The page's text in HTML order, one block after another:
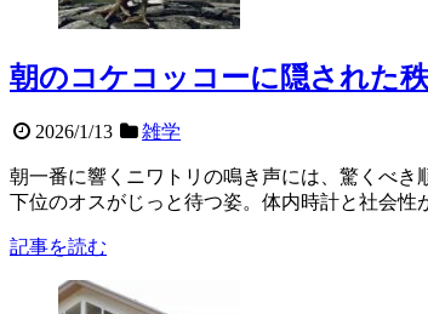
朝のコケコッコーに隠された
2026/1/13 雑学
朝一番に響くニワトリの鳴き声には、驚くべ
下位のオスがじっと待つ姿。体内時計と社会性
記事を読む